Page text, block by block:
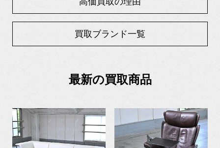
買取ブランド一覧
最新の買取商品